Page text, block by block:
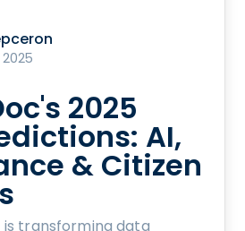
2025
AI,
& Citizen
is transforming data